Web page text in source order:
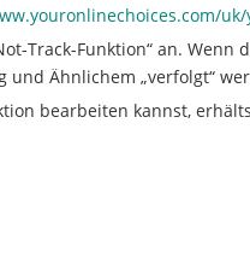
Track-Funktion“ an.
Ähnlichem „verfolgt“
bearbeiten kannst,